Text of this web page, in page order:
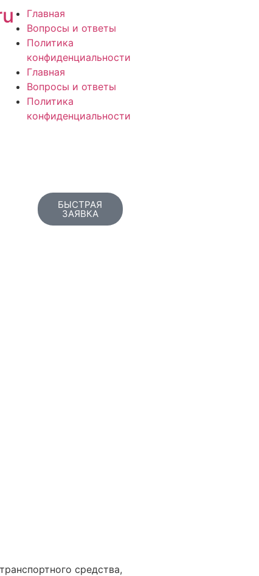
Главная
Вопросы и ответы
Политика
конфиденциальности
Главная
Вопросы и ответы
Политика
конфиденциальности
БЫСТРАЯ
ЗАЯВКА
средства,